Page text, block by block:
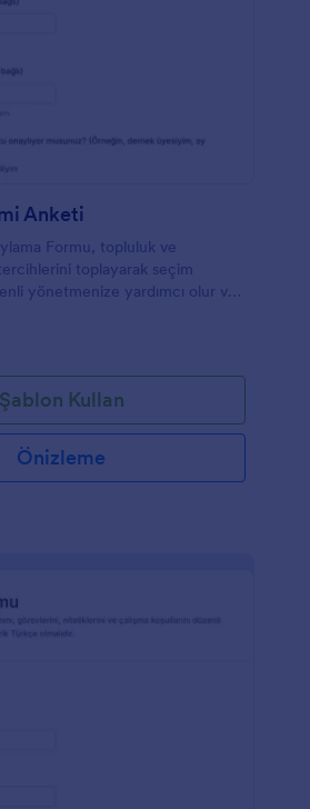
Anketi
Formu, topluluk ve
toplayarak seçim
yönetmenize yardımcı olur ve
Şablon Kullan
Önizleme